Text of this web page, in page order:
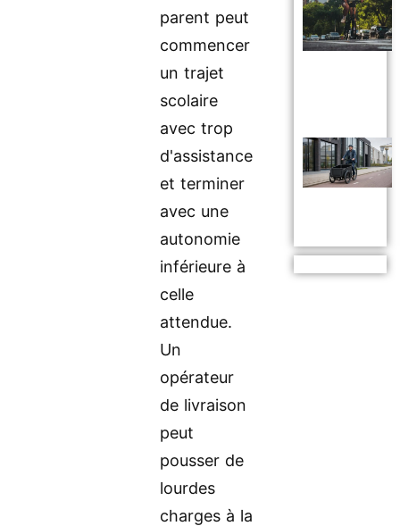
parent peut
commencer
un trajet
scolaire
avec trop
d'assistance
et terminer
avec une
autonomie
inférieure à
celle
attendue.
Un
opérateur
de livraison
peut
pousser de
lourdes
charges à la